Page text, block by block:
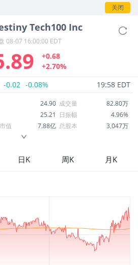
关闭
Tech100 Inc
08-07 16:00:00 EDT
+0.68
+2.70%
-0.02 -0.08% 19:58 EDT
24.90 成交量
82.80万
25.21 日振幅
4.96%
值 7.88亿 总股本
3,047万
市盈率
12.86
日K 周K 月K